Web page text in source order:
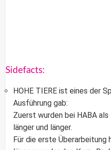
Sidefacts:
HOHE TIERE ist eines der
Ausführung gab:
Zuerst wurden bei HABA
länger und länger.
Für die erste